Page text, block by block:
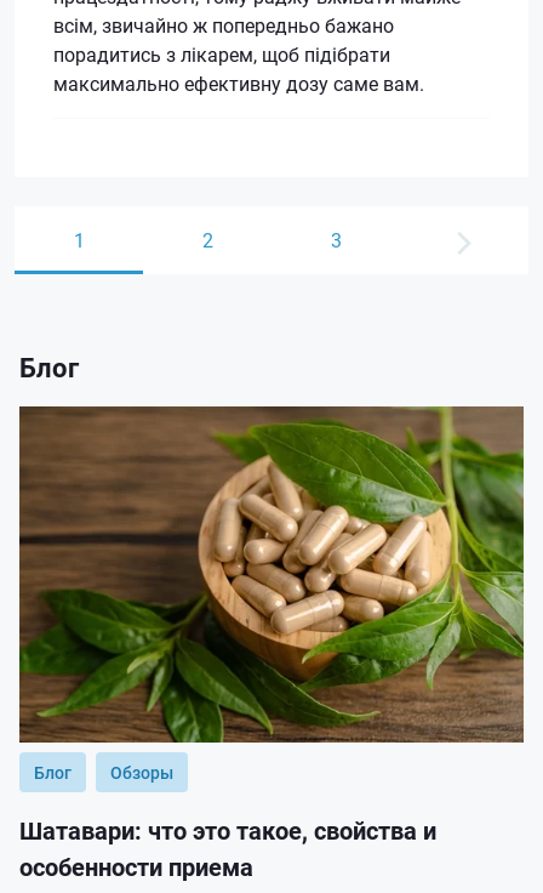
всім, звичайно ж попередньо бажано
порадитись з лікарем, щоб підібрати
максимально ефективну дозу саме вам.
1 2 3
Блог
Блог Обзоры
Шатавари: что это такое, свойства и
особенности приема